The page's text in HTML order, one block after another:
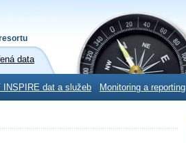
data
INSPIRE dat a služeb Monitoring a reporting